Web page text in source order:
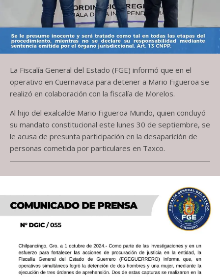
La Fiscalía General del Estado (FGE) informó que en el
operativo en Cuernavaca para detener a Mario Figueroa se
realizó en colaboración con la fiscalía de Morelos.
Al hijo del exalcalde Mario Figueroa Mundo, quien concluyó
su mandato constitucional este lunes 30 de septiembre, se
le acusa de presunta participación en la desaparición de
personas cometida por particulares en Taxco.